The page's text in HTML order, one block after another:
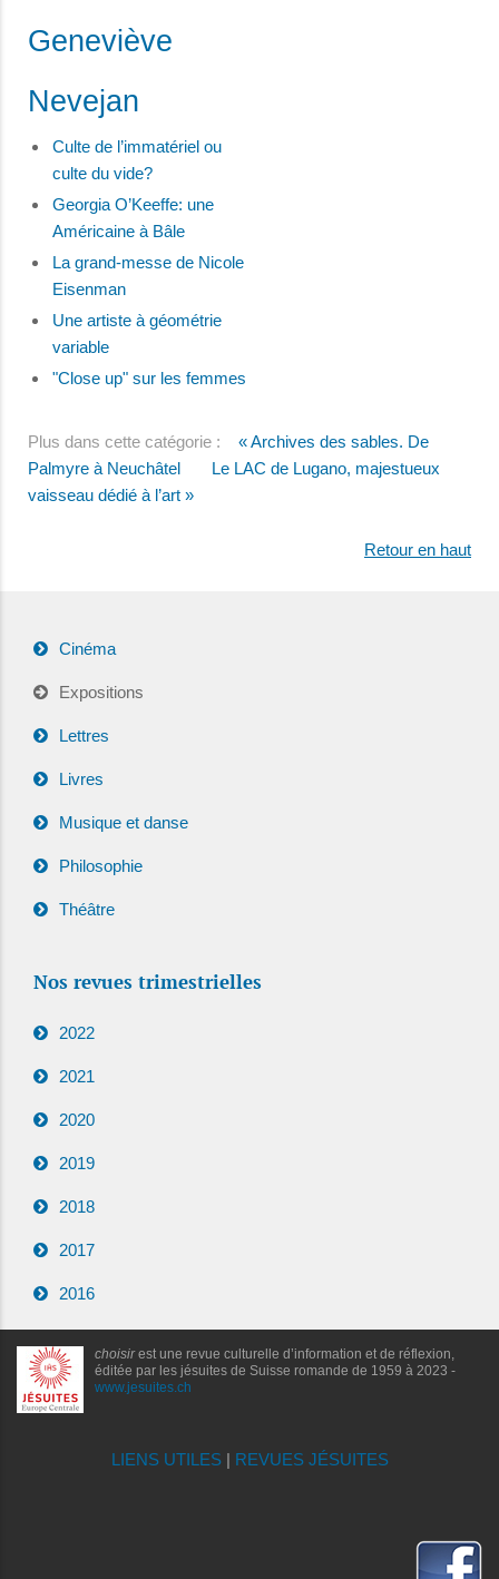
Geneviève
Nevejan
Culte de l’immatériel ou
culte du vide?
Georgia O’Keeffe: une
Américaine à Bâle
La grand-messe de Nicole
Eisenman
Une artiste à géométrie
variable
"Close up" sur les femmes
Plus dans cette catégorie :
« Archives des sables. De
Palmyre à Neuchâtel
Le LAC de Lugano, majestueux
vaisseau dédié à l’art »
Retour en haut
Cinéma
Expositions
Lettres
Livres
Musique et danse
Philosophie
Théâtre
Nos revues trimestrielles
2022
2021
2020
2019
2018
2017
2016
choisirest une revue culturelle d’information et de réflexion,
éditée par les jésuites de Suisse romande de 1959 à 2023 -
www.jesuites.ch
LIENS UTILES| REVUES JÉSUITES